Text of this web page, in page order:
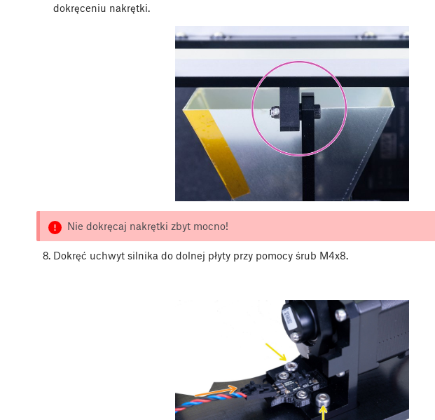
dokręceniu nakrętki.
Nie dokręcaj nakrętki zbyt mocno!
Dokręć uchwyt silnika do dolnej płyty przy pomocy śrub M4x8.